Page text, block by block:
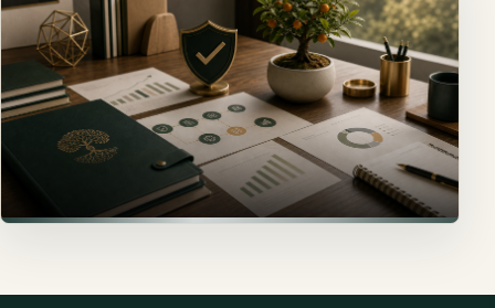
decisões, pessoas e futuro.